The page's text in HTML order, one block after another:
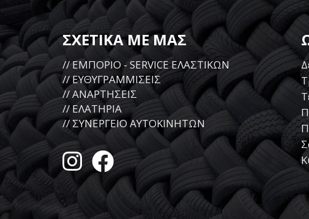
ΣΧΕΤΙΚΑ ΜΕ ΜΑΣ
// ΕΜΠΟΡΙΟ - SERVICE ΕΛΑΣΤΙΚΩΝ
// ΕΥΘΥΓΡΑΜΜΙΣΕΙΣ
// ΑΝΑΡΤΗΣΕΙΣ
// ΕΛΑΤΗΡΙΑ
// ΣΥΝΕΡΓΕΙΟ ΑΥΤΟΚΙΝΗΤΩΝ